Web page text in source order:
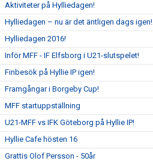
Aktiviteter på Hylliedagen!
Hylliedagen – nu är det äntligen dags igen!
Hylliedagen 2016!
Inför MFF - IF Elfsborg i U21-slutspelet!
Finbesök på Hyllie IP igen!
Framgångar i Borgeby Cup!
MFF startuppställning
U21-MFF vs IFK Göteborg på Hyllie IP!
Hyllie Cafe hösten 16
Grattis Olof Persson - 50år